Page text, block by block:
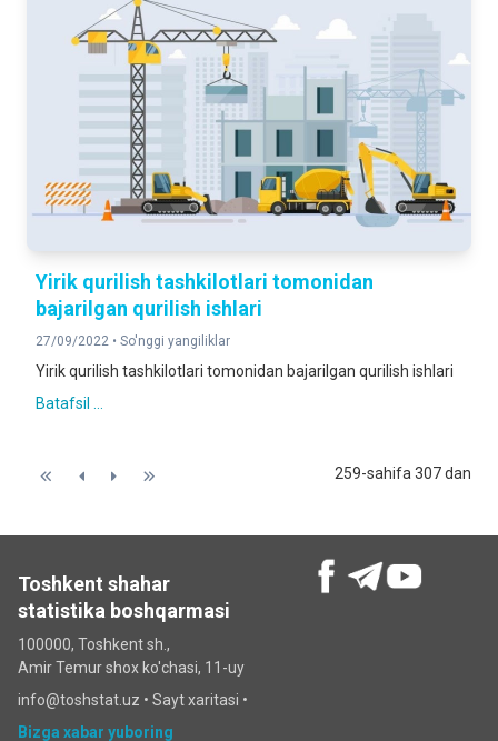
Yirik qurilish tashkilotlari tomonidan
bajarilgan qurilish ishlari
27/09/2022 • So'nggi yangiliklar
Yirik qurilish tashkilotlari tomonidan bajarilgan qurilish ishlari
Batafsil ...
259-sahifa 307 dan
Toshkent shahar
statistika boshqarmasi
100000, Toshkent sh.,
Amir Temur shox ko'chasi, 11-uy
info@toshstat.uz • Sayt xaritasi •
Bizga xabar yuboring